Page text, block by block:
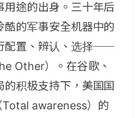
用途的出身。三十年后
的军事安全机器中的
配置、辨认、选择──
Other）。在谷歌、
积极支持下，美国国
Total awareness）的